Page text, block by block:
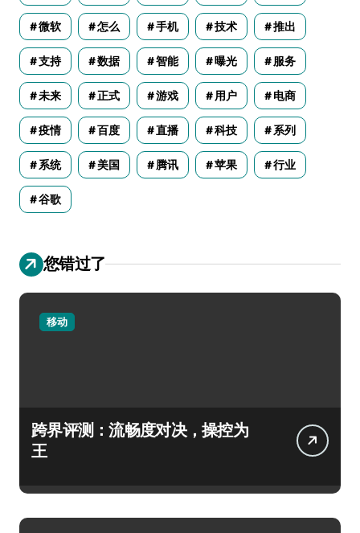
微软 怎么 手机 技术 推出
支持 数据 智能 曝光 服务
未来 正式 游戏 用户 电商
疫情 百度 直播 科技 系列
系统 美国 腾讯 苹果 行业
谷歌
您错过了
移动
跨界评测：流畅度对决，操控为
王